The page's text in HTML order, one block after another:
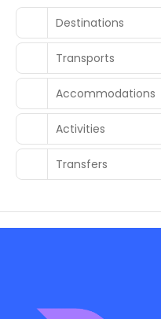
Destinations
Transports
Accommodations
Activities
Transfers